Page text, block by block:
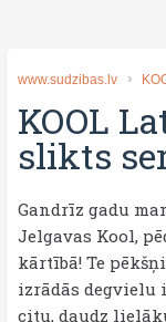
www.sudzibas.lv
KOOL
slikts
Gandrīz gadu
Jelgavas Kool,
kārtībā! Te
izrādās degvielu
citu, daudz